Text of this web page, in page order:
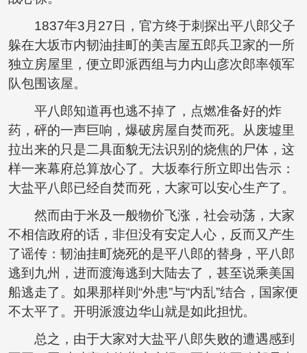
1837年3月27日，官方终于刺探出平八郎父子
躲在大坂市内韧油挂町的美吉屋五郎兵卫家的一所
独立房屋里，便立即派西组与力内山彦次郎率领军
队包围该屋。
平八郎知道再也逃不掉了，点燃准备好的炸
药，砰的一声巨响，爆破房屋自焚而死。从废墟里
拉出来的只是二具面貌无法识别的烧焦的尸体，这
样一来幕府总算放心了。大坂奉行所立即出告示：
大盐平八郎已经自焚而死，大家可以安心生产了。
然而由于米及一般物价飞涨，社会动荡，大家
不相信政府的话，非但没有安定人心，反而又产生
了谣传：韧油挂町烧死的是平八郎的替身，平八郎
逃到九州，进而渡海逃到大陆去了，甚至说乘美国
船逃走了。如果那样则“外患”与“内乱”结合，国家便
不太平了。开明派渡边华山就是如此担忧。
总之，由于大家对大盐平八郎失败的遭遇感到